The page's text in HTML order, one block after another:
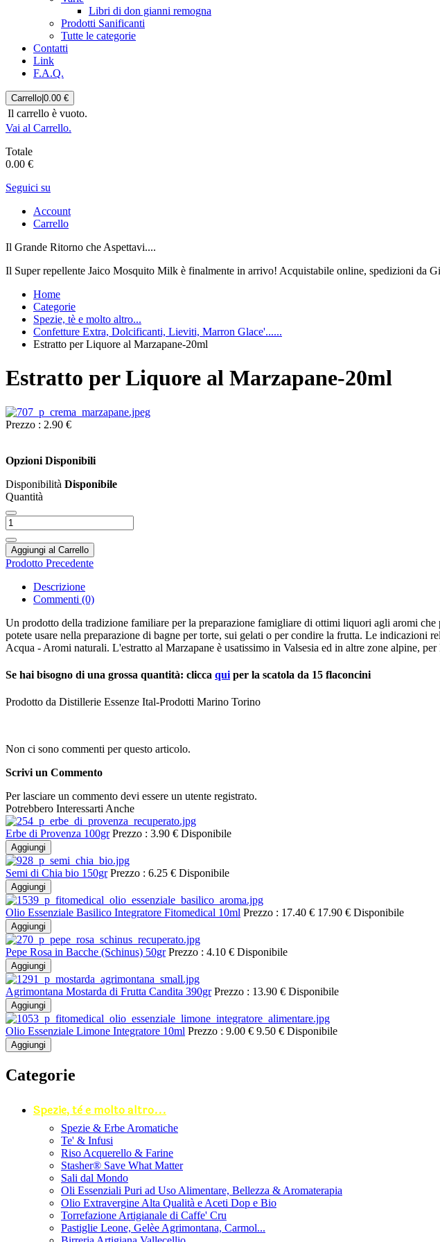
Libri di don gianni remogna
Prodotti Sanificanti
Tutte le categorie
Contatti
Link
F.A.Q.
Carrello 0.00 €
Il carrello è vuoto.
Vai al Carrello.
Totale
0.00 €
Seguici su
Account
Carrello
Il Grande Ritorno che Aspettavi....
Il Super repellente Jaico Mosquito Milk è finalmente in arrivo! Acquistabile online, spedizioni da
Home
Categorie
Spezie, tè e molto altro...
Confetture Extra, Dolcificanti, Lieviti, Marron Glace'......
Estratto per Liquore al Marzapane-20ml
Estratto per Liquore al Marzapane-20ml
Prezzo : 2.90 €
Opzioni Disponibili
Disponibilità Disponibile
Quantità
Aggiungi al Carrello
Prodotto Precedente
Descrizione
Commenti (0)
Un prodotto della tradizione familiare per la preparazione famigliare di ottimi liquori agli aromi
potete usare nella preparazione di bagne per torte, sui gelati o per condire la frutta. Le
Acqua - Aromi naturali. L'estratto al Marzapane è usatissimo in Valsesia ed in altre zone alpine,
Se hai bisogno di una grossa quantità: clicca qui per la scatola
Prodotto da Distillerie Essenze Ital-Prodotti Marino Torino
Non ci sono commenti per questo articolo.
Scrivi un Commento
Per lasciare un commento devi essere un utente registrato.
Potrebbero Interessarti Anche
Erbe di Provenza 100gr Prezzo : 3.90 € Disponibile
Aggiungi
Semi di Chia bio 150gr Prezzo : 6.25 € Disponibile
Aggiungi
Olio Essenziale Basilico Integratore Fitomedical 10ml Prezzo : 17.40 € 17.90 € Disponibile
Aggiungi
Pepe Rosa in Bacche (Schinus) 50gr Prezzo : 4.10 € Disponibile
Aggiungi
Agrimontana Mostarda di Frutta Candita 390gr Prezzo : 13.90 € Disponibile
Aggiungi
Olio Essenziale Limone Integratore 10ml Prezzo : 9.00 € 9.50 € Disponibile
Aggiungi
Categorie
Spezie, tè e molto altro...
Spezie & Erbe Aromatiche
Te' & Infusi
Riso Acquerello & Farine
Stasher®️ Save What Matter
Sali dal Mondo
Oli Essenziali Puri ad Uso Alimentare, Bellezza & Aromaterapia
Olio Extravergine Alta Qualità e Aceti Dop e Bio
Torrefazione Artigianale di Caffe' Cru
Pastiglie Leone, Gelèe Agrimontana, Carmol...